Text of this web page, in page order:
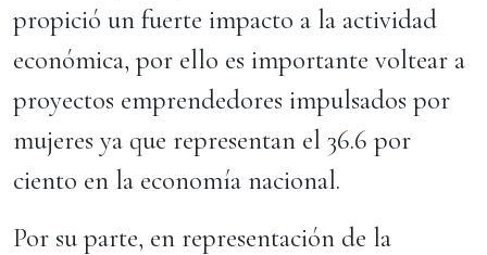
propició un fuerte impacto a la actividad
económica, por ello es importante voltear a
proyectos emprendedores impulsados por
mujeres ya que representan el 36.6 por
ciento en la economía nacional.
Por su parte, en representación de la